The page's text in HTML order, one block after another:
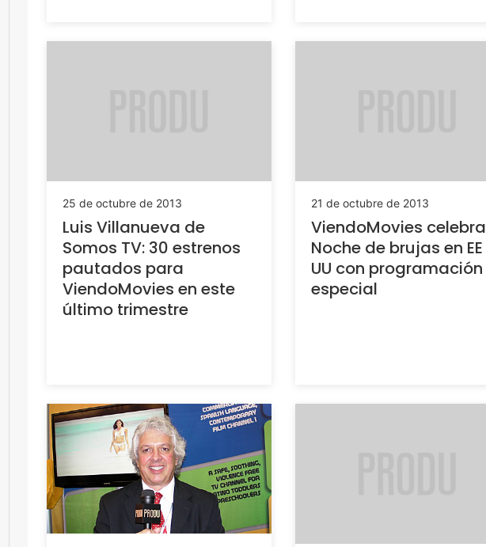
25 de octubre de 2013
Luis Villanueva de
Somos TV: 30 estrenos
pautados para
ViendoMovies en este
último trimestre
21 de octubre de 2013
ViendoMovies celebra
Noche de brujas en EE
UU con programación
especial